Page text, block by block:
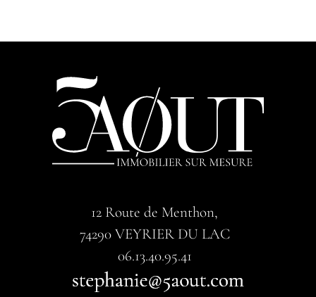
12 Route de Menthon,
74290 VEYRIER DU LAC
06.13.40.95.41